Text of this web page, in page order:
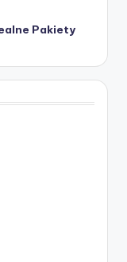
Pakiety